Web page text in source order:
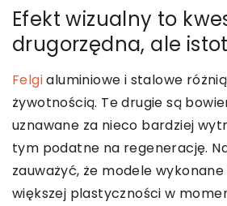
Efekt wizualny to
drugorzędna, ale
Felgialuminiowe i stalowe
żywotnością. Te drugie są
uznawane za nieco bardziej
tym podatne na regenerację.
zauważyć, że modele
większej plastyczności w